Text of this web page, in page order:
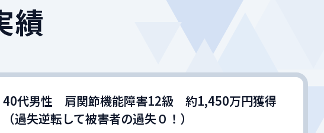
績
40代男性 肩関節機能障害12級 約1,450万円獲得
（過失逆転して被害者の過失０！）